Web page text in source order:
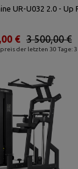
UR-U032 2.0 - Up
der letzten 30 Tage: 3
3 500,00 €
€